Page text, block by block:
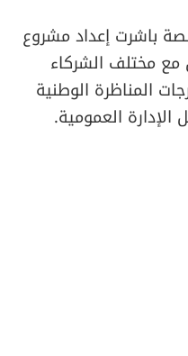
باشرت إعداد مشروع
مع مختلف الشركاء
المناظرة الوطنية
الإدارة العمومية.